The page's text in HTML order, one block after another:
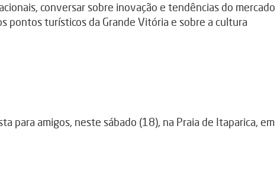
conversar sobre inovação e tendências do mercado
pontos turísticos da Grande Vitória e sobre a cultura
para amigos, neste sábado (18), na Praia de Itaparica, em